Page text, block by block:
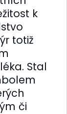
k
totiž
Stal
či